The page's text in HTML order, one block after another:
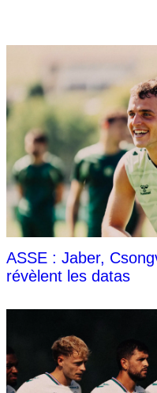
ASSE : Jaber,
révèlent les datas